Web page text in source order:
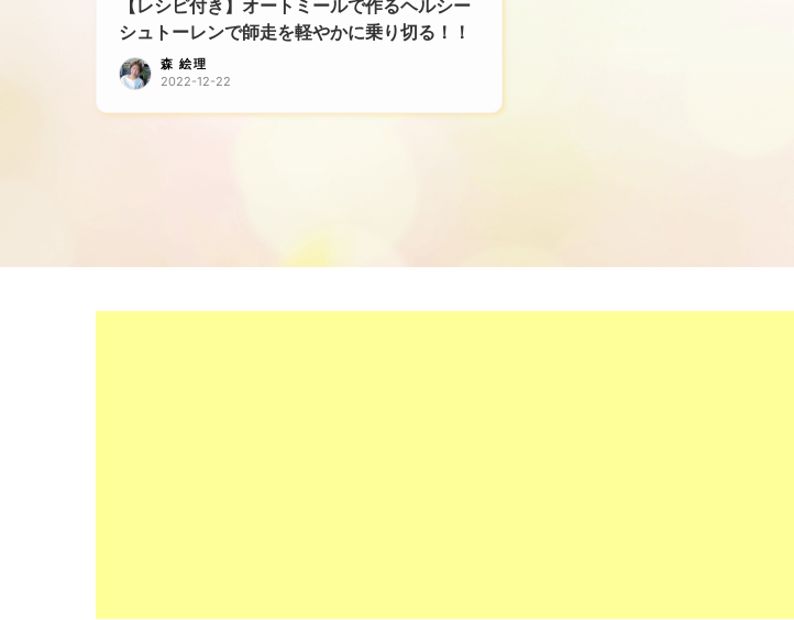
【レシピ付き】オートミールで作るヘルシー
シュトーレンで師走を軽やかに乗り切る！！
森 絵理
2022-12-22